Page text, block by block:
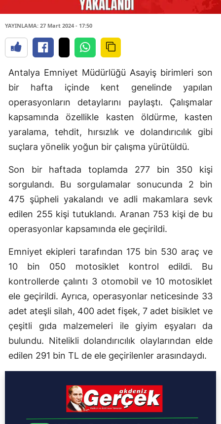
YAYINLAMA: 27 Mart 2024 - 17:50
Antalya Emniyet Müdürlüğü Asayiş birimleri son
bir hafta içinde kent genelinde yapılan
operasyonların detaylarını paylaştı. Çalışmalar
kapsamında özellikle kasten öldürme, kasten
yaralama, tehdit, hırsızlık ve dolandırıcılık gibi
suçlara yönelik yoğun bir çalışma yürütüldü.
Son bir haftada toplamda 277 bin 350 kişi
sorgulandı. Bu sorgulamalar sonucunda 2 bin
475 şüpheli yakalandı ve adli makamlara sevk
edilen 255 kişi tutuklandı. Aranan 753 kişi de bu
operasyonlar kapsamında ele geçirildi.
Emniyet ekipleri tarafından 175 bin 530 araç ve
10 bin 050 motosiklet kontrol edildi. Bu
kontrollerde çalıntı 3 otomobil ve 10 motosiklet
ele geçirildi. Ayrıca, operasyonlar neticesinde 33
adet ateşli silah, 400 adet fişek, 7 adet bisiklet ve
çeşitli gıda malzemeleri ile giyim eşyaları da
bulundu. Nitelikli dolandırıcılık olaylarından elde
edilen 291 bin TL de ele geçirilenler arasındaydı.